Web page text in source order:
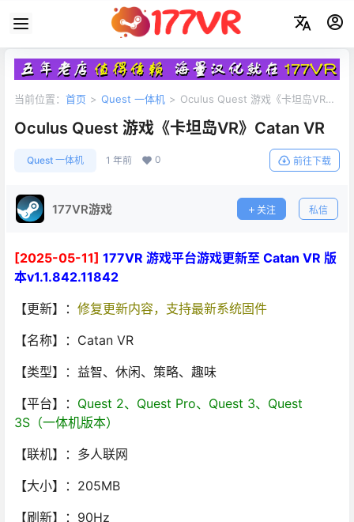
当前位置： 首页 > Quest 一体机 > Oculus Quest 游戏《卡坦岛VR》
Oculus Quest 游戏《卡坦岛VR》Catan VR
Quest 一体机 1 年前 0 前往下载
177VR游戏 关注 私信
[2025-05-11] 177VR 游戏平台游戏更新至 Catan VR 版
本v1.1.842.11842
【更新】： 修复更新内容，支持最新系统固件
【名称】：Catan VR
【类型】：益智、休闲、策略、趣味
【平台】： Quest 2、Quest Pro、Quest 3、Quest
3S（一体机版本）
【联机】：多人联网
【大小】：205MB
【刷新】：90Hz